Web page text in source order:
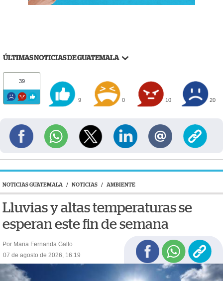
ÚLTIMAS NOTICIAS DE GUATEMALA
39
9 0 10 20
NOTICIAS GUATEMALA / NOTICIAS / AMBIENTE
Lluvias y altas temperaturas se
esperan este fin de semana
Por Maria Fernanda Gallo
07 de agosto de 2026, 16:19